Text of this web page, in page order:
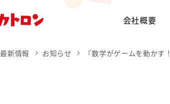
会社概要
最新情報 お知らせ 『数学がゲームを動か